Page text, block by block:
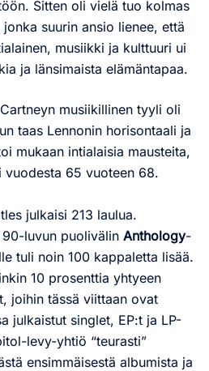
Sitten oli vielä tuo kolmas
suurin ansio lienee, että
musiikki ja kulttuuri ui
ja länsimaista elämäntapaa.
musiikillinen tyyli oli
taas Lennonin horisontaali ja
mukaan intialaisia mausteita,
vuodesta 65 vuoteen 68.
julkaisi 213 laulua.
luvun puolivälin Anthology-
tuli noin 100 kappaletta lisää.
10 prosenttia yhtyeen
joihin tässä viittaan ovat
julkaistut singlet, EP:t ja LP-
levy-yhtiö “teurasti”
ensimmäisestä albumista ja